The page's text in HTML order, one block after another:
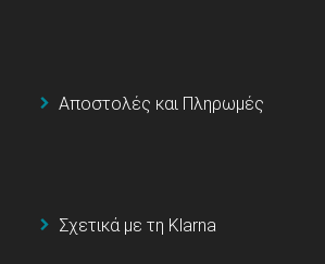
Αποστολές και Πληρωμές
Σχετικά με τη Klarna